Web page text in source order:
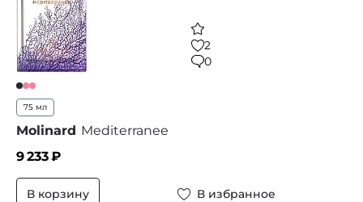
2
0
75 мл
Molinard Mediterranee
9 233₽
В корзину В избранное